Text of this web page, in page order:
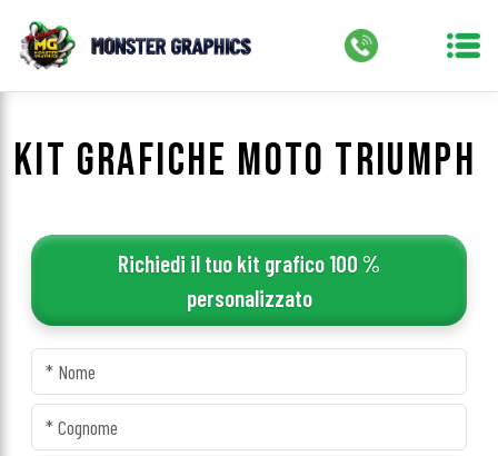
KIT GRAFICHE MOTO TRIUMPH
Richiedi il tuo kit grafico 100 %
personalizzato